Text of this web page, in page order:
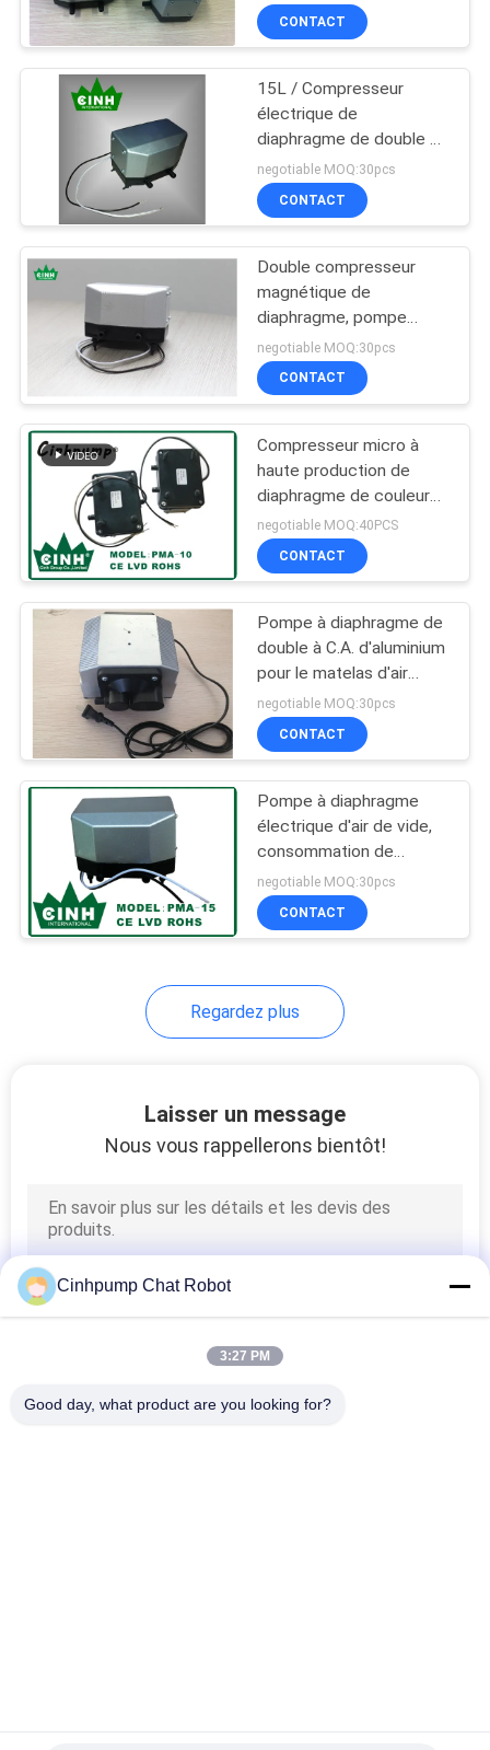
Pompe sans brosse
de C.C
Compresseur
silencieux
d'aquarium
Compresseur
électrique de ballon
Compresseur de
tension artérielle
matelas d'air
Compresseur
miniature
20
artérielle de puissance
faible
CONTACT
15L / Compresseur
électrique de
diaphragme de double de
vide de M 30KPA pour la
thérapie de compression
negotiable MOQ:30pcs
CONTACT
Double compresseur
magnétique de
diaphragme, pompe
pneumatique de débit
unitaire d'air du lit d'air
15L/m
negotiable MOQ:30pcs
CONTACT
Compresseur micro à
haute production de
diaphragme de couleur
noire avec la longue vie
de service
negotiable MOQ:40PCS
CONTACT
Pompe à diaphragme de
double à C.A. d'aluminium
pour le matelas d'air
60L/haute pression de M
30KPA
negotiable MOQ:30pcs
CONTACT
Pompe à diaphragme
électrique d'air de vide,
consommation de
puissance faible
negotiable MOQ:30pcs
CONTACT
Regardez plus
Laisser un message
Nous vous rappellerons bientôt!
Cinhpump Chat Robot
3:27 PM
Good day, what product are you looking for?